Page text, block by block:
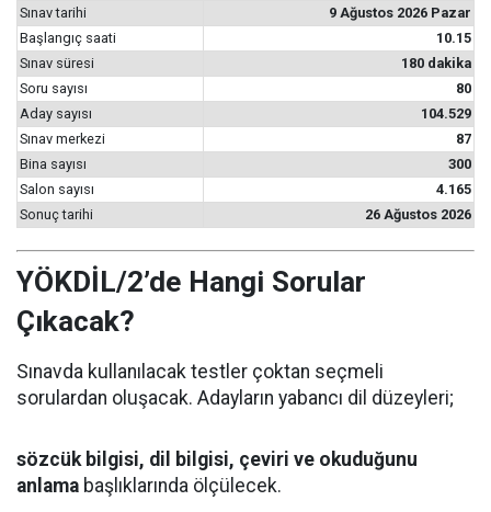
Sınav tarihi
9 Ağustos 2026 Pazar
Başlangıç saati
10.15
Sınav süresi
180 dakika
Soru sayısı
80
Aday sayısı
104.529
Sınav merkezi
87
Bina sayısı
300
Salon sayısı
4.165
Sonuç tarihi
26 Ağustos 2026
YÖKDİL/2’de Hangi Sorular
Çıkacak?
Sınavda kullanılacak testler çoktan seçmeli
sorulardan oluşacak. Adayların yabancı dil düzeyleri;
sözcük bilgisi, dil bilgisi, çeviri ve okuduğunu
anlama başlıklarında ölçülecek.